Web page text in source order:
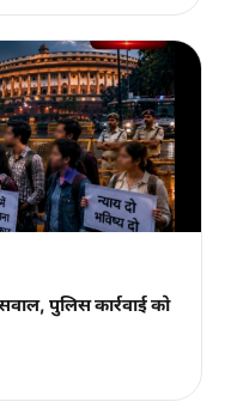
पुलिस कार्रवाई को